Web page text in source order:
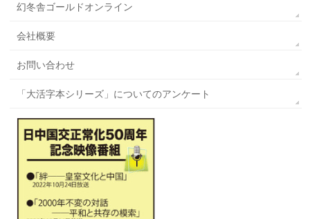
幻冬舎ゴールドオンライン
会社概要
お問い合わせ
「大活字本シリーズ」についてのアンケート